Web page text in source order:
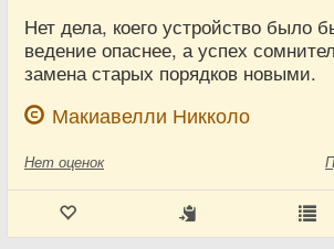
Нет дела, коего устройство было
ведение опаснее, а успех
замена старых порядков новыми.
Макиавелли Никколо
Нет оценок